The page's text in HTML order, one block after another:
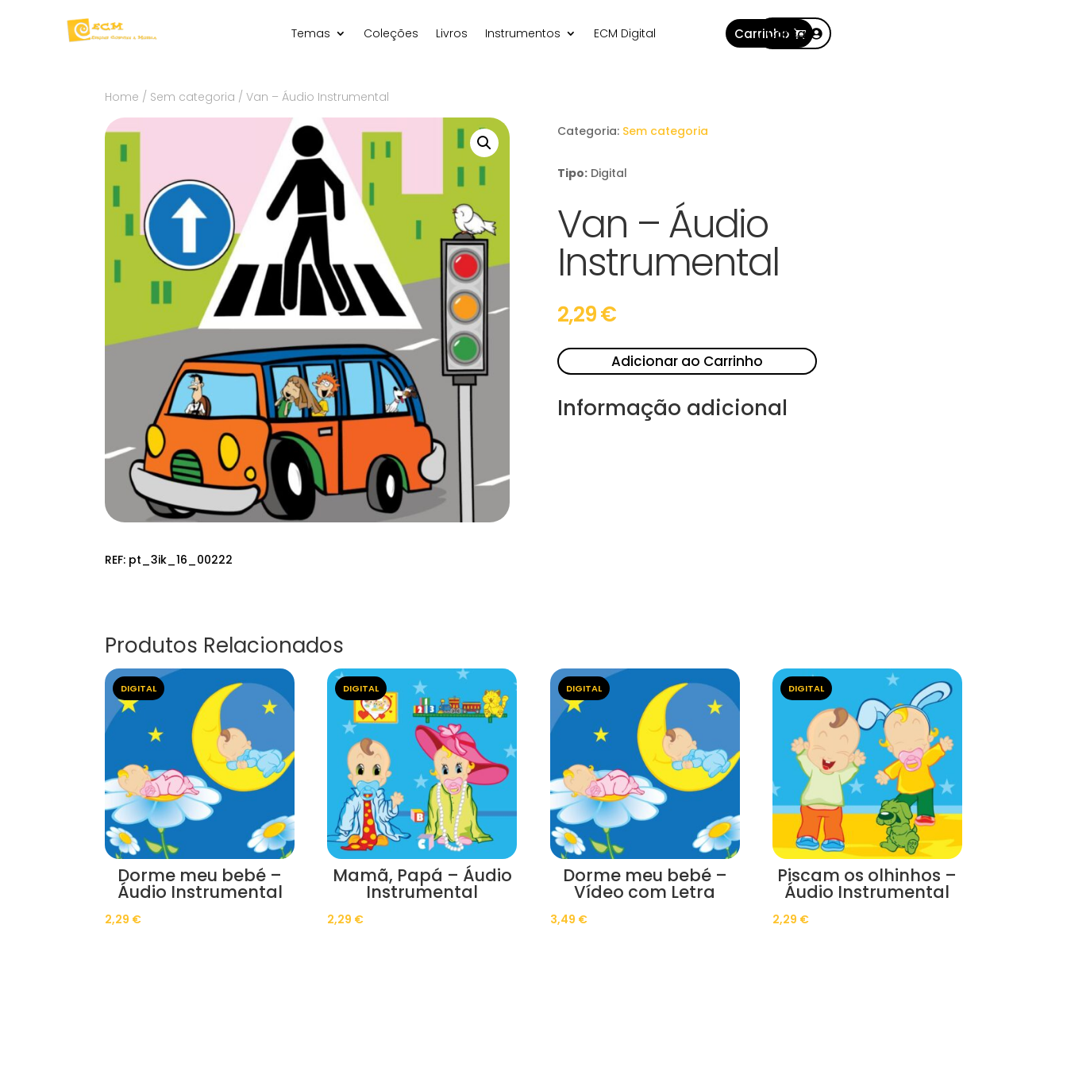
Temas Coleções Livros Instrumentos ECM Digital Carrinho
Conta
Home / Sem categoria / Van – Áudio Instrumental
REF: pt_3ik_16_00222
Categoria: Sem categoria
Tipo: Digital
Van – Áudio
Instrumental
2,29€
Adicionar ao Carrinho
Informação adicional
Produtos Relacionados
DIGITAL
Dorme meu bebé –
Áudio Instrumental
2,29 €
DIGITAL
Mamã, Papá – Áudio
Instrumental
2,29 €
DIGITAL
Dorme meu bebé –
Vídeo com Letra
3,49 €
DIGITAL
Piscam os olhinhos –
Áudio Instrumental
2,29 €